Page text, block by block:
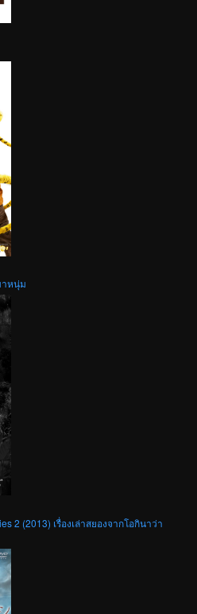
าหนุ่ม
2 (2013) เรื่องเล่าสยองจากโอกินาว่า